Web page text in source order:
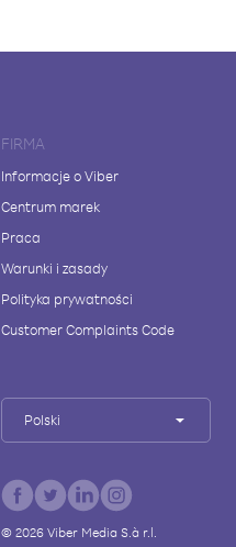
FIRMA
Informacje o Viber
Centrum marek
Praca
Warunki i zasady
Polityka prywatności
Customer Complaints Code
Polski
© 2026Viber Media S.à r.l.